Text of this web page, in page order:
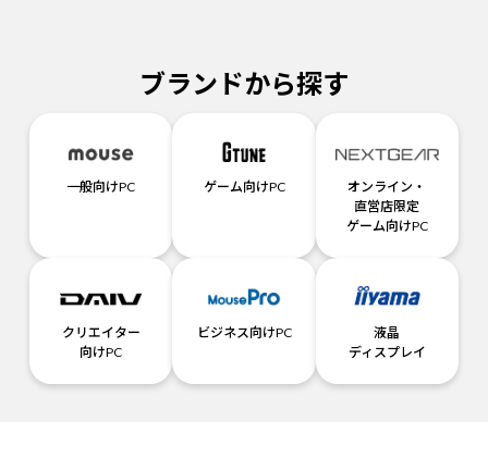
ブランドから探す
一般向けPC ゲーム向けPC
オンライン・
直営店限定
ゲーム向けPC
クリエイター
向けPC
ビジネス向けPC
液晶
ディスプレイ